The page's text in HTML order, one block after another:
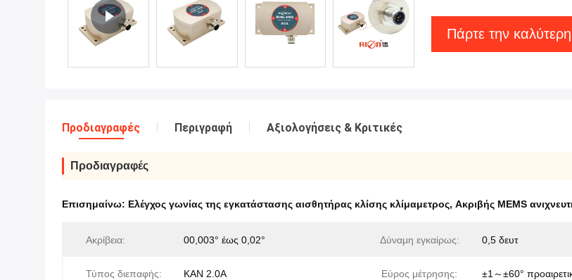
Πάρτε την καλύτερη
Προδιαγραφές Περιγραφή Αξιολογήσεις & Κριτικές
Προδιαγραφές
Επισημαίνω: Ελέγχος γωνίας της εγκατάστασης αισθητήρας κλίσης κλίμαμετρος, Ακριβής MEMS
Ακρίβεια: 00,003° έως 0,02° Δύναμη εγκαίρως: 0,5 δευτ
Τύπος διεπαφής: ΚΑΝ 2.0A Εύρος μέτρησης: ±1～±60°